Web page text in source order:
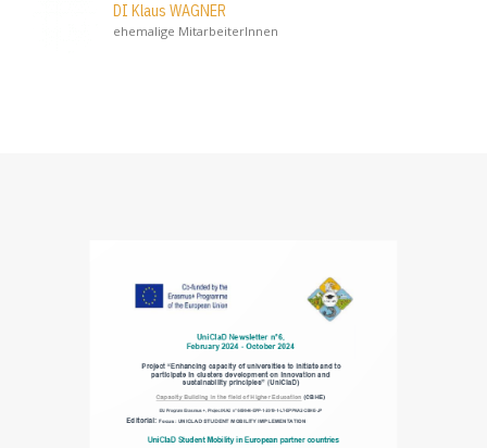
DI Klaus WAGNER
ehemalige MitarbeiterInnen